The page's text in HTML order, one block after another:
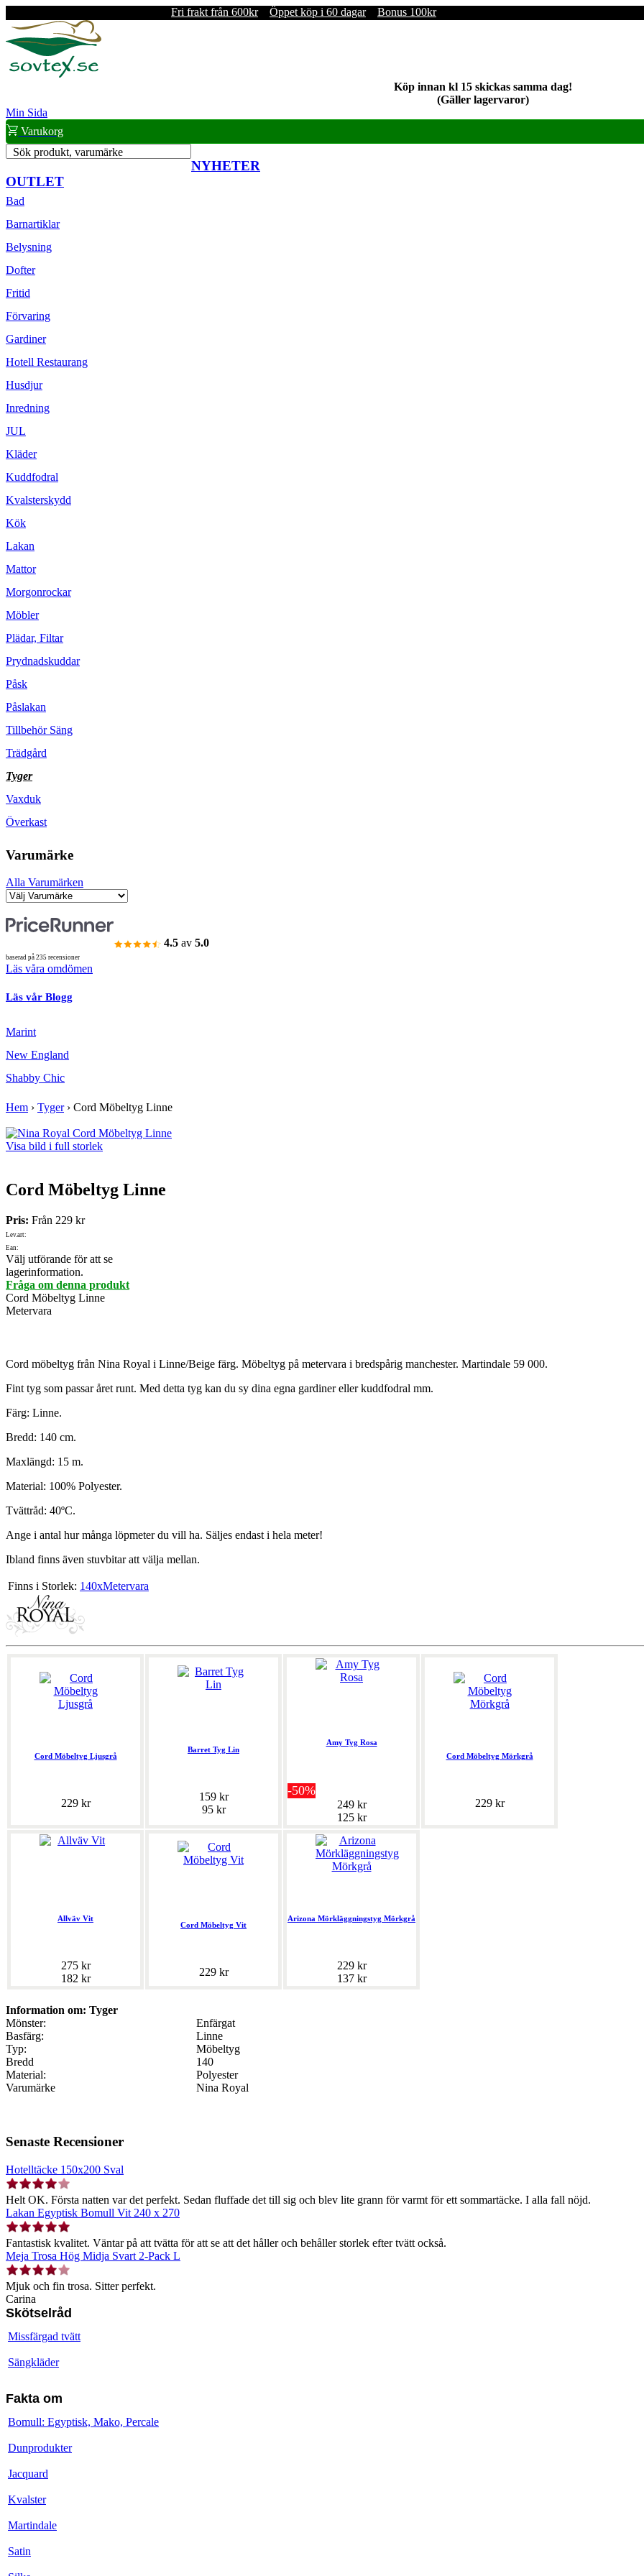
Fri frakt från 600kr Öppet köp i 60 dagar Bonus 100kr
Köp innan kl 15 skickas samma dag!
(Gäller lagervaror)
Min Sida
Varukorg
Sök produkt, varumärke
NYHETER
OUTLET
Bad
Barnartiklar
Belysning
Dofter
Fritid
Förvaring
Gardiner
Hotell Restaurang
Husdjur
Inredning
JUL
Kläder
Kuddfodral
Kvalsterskydd
Kök
Lakan
Mattor
Morgonrockar
Möbler
Plädar, Filtar
Prydnadskuddar
Påsk
Påslakan
Tillbehör Säng
Trädgård
Tyger
Vaxduk
Överkast
Varumärke
Alla Varumärken
4.5 av 5.0
baserad på 235 recensioner
Läs våra omdömen
Läs vår Blogg
Marint
New England
Shabby Chic
Hem › Tyger› Cord Möbeltyg Linne
Visa bild i full storlek
Cord Möbeltyg Linne
Pris: Från 229 kr
Lev.art:
Ean:
Välj utförande för att se
lagerinformation.
Fråga om denna produkt
Cord Möbeltyg Linne
Metervara
Cord möbeltyg från Nina Royal i Linne/Beige färg. Möbeltyg på metervara i bredspårig manchester. Martindale 59 000.
Fint tyg som passar året runt. Med detta tyg kan du sy dina egna gardiner eller kuddfodral mm.
Färg: Linne.
Bredd: 140 cm.
Maxlängd: 15 m.
Material: 100% Polyester.
Tvättråd: 40ºC.
Ange i antal hur många löpmeter du vill ha. Säljes endast i hela meter!
Ibland finns även stuvbitar att välja mellan.
Finns i Storlek: 140xMetervara
Cord Möbeltyg Ljusgrå
229 kr
Barret Tyg Lin
159 kr
95 kr
Amy Tyg Rosa
-50%
249 kr
125 kr
Cord Möbeltyg Mörkgrå
229 kr
Allväv Vit
275 kr
182 kr
Cord Möbeltyg Vit
229 kr
Arizona Mörkläggningstyg Mörkgrå
229 kr
137 kr
Information om: Tyger
Mönster:
Enfärgat
Basfärg:
Linne
Typ:
Möbeltyg
Bredd
140
Material:
Polyester
Varumärke
Nina Royal
Senaste Recensioner
Hotelltäcke 150x200 Sval
Helt OK. Första natten var det perfekt. Sedan fluffade det till sig och blev lite grann för varmt för ett sommartäcke. I alla fall nöjd.
Lakan Egyptisk Bomull Vit 240 x 270
Fantastisk kvalitet. Väntar på att tvätta för att se att det håller och behåller storlek efter tvätt också.
Meja Trosa Hög Midja Svart 2-Pack L
Mjuk och fin trosa. Sitter perfekt.
Carina
Skötselråd
Missfärgad tvätt
Sängkläder
Fakta om
Bomull: Egyptisk, Mako, Percale
Dunprodukter
Jacquard
Kvalster
Martindale
Satin